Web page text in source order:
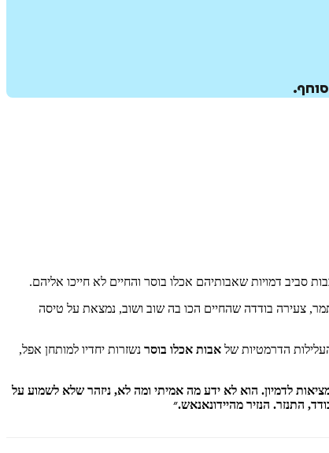
סביב דמויות שאבותיהם אכלו בוסר והחיים לא חייכו אליהם.
צעירה בודדה שהחיים הכו בה שוב ושוב, נמצאת על טיסה
הדרמטיות של אבות אכלו בוסר נשזרות יחדיו למותחן אפל,
לדמיון. הוא לא ידע מה אמיתי ומה לא, ניזהר שלא לשמוע על
התנזר. הנזיר מהיידונאנאש.״